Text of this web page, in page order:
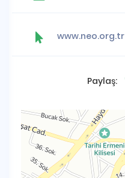
www.neo.org.tr
Paylaş: